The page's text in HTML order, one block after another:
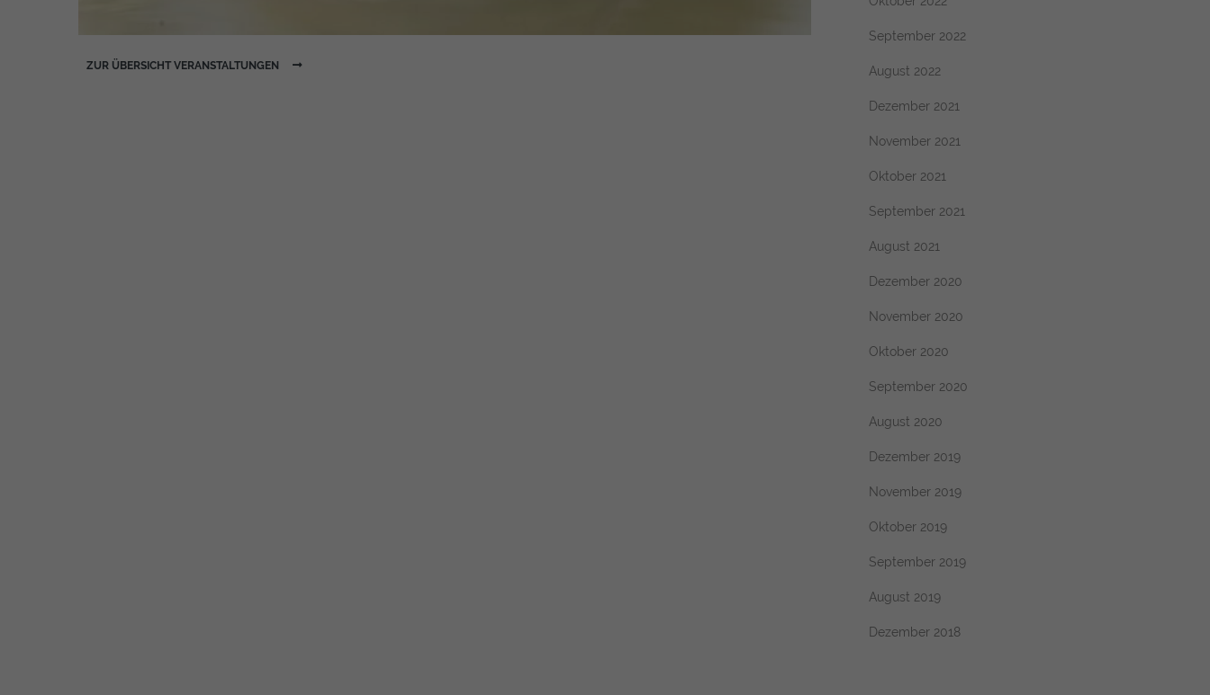
September 2022
August 2022
Dezember 2021
November 2021
Oktober 2021
September 2021
August 2021
Dezember 2020
November 2020
Oktober 2020
September 2020
August 2020
Dezember 2019
November 2019
Oktober 2019
September 2019
August 2019
Dezember 2018
ZUR ÜBERSICHT VERANSTALTUNGEN